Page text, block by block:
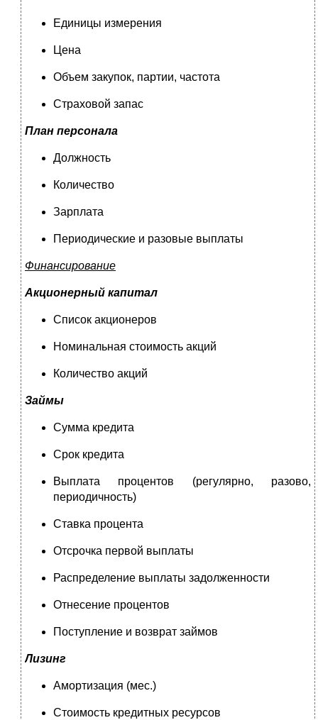
Единицы измерения
Цена
Объем закупок, партии, частота
Страховой запас
План персонала
Должность
Количество
Зарплата
Периодические и разовые выплаты
Финансирование
Акционерный капитал
Список акционеров
Номинальная стоимость акций
Количество акций
Займы
Сумма кредита
Срок кредита
Выплата процентов (регулярно, разово,
периодичность)
Ставка процента
Отсрочка первой выплаты
Распределение выплаты задолженности
Отнесение процентов
Поступление и возврат займов
Лизинг
Амортизация (мес.)
Стоимость кредитных ресурсов